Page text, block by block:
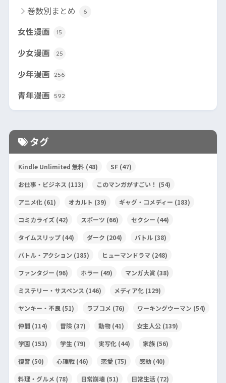
巻数別まとめ 6
女性漫画 15
少女漫画 25
少年漫画 256
青年漫画 592
タグ
Kindle Unlimited 無料(48) SF(47)
お仕事・ビジネス (113) このマンガがすごい！ (54)
アニメ化(61) オカルト (39) ギャグ・コメディー (183)
コミカライズ(42) スポーツ (66) セクシー (44)
タイムスリップ(44) ダーク (204) バトル(38)
バトル・アクション (185) ヒューマンドラマ(248)
ファンタジー (96) ホラー (49) マンガ大賞(38)
ミステリー・サスペンス (146) メディア化(129)
ヤンキー・不良(51) ラブコメ (76) ワーキングウーマン (54)
仲間(114) 冒険(37) 動物(41) 女主人公(139)
学園 (153) 学生 (79) 実写化(44) 家族(56)
復讐(50) 心理戦(46) 恋愛(75) 感動(40)
料理・グルメ (78) 日常崩壊(51) 日常生活(72)